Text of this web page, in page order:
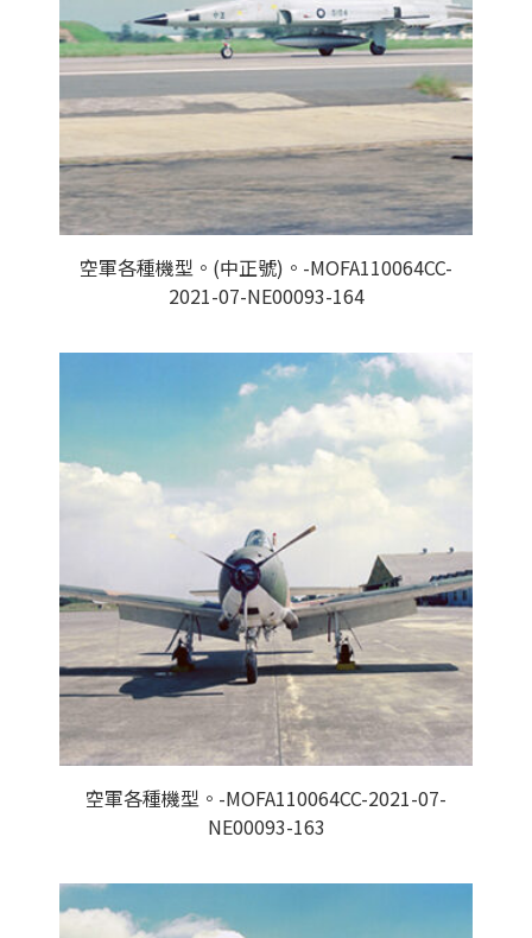
空軍各種機型。(中正號)。-MOFA110064CC-
2021-07-NE00093-164
空軍各種機型。-MOFA110064CC-2021-07-
NE00093-163